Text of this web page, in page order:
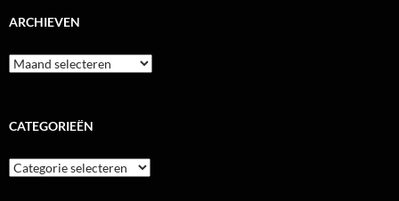
ARCHIEVEN
Archieven
CATEGORIEËN
Categorieën